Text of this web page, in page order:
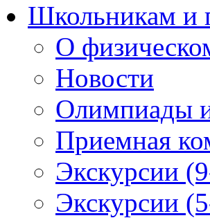
Школьникам и
О
Новости
Олимпиады
Приемная
Экскурсии
Экскурсии